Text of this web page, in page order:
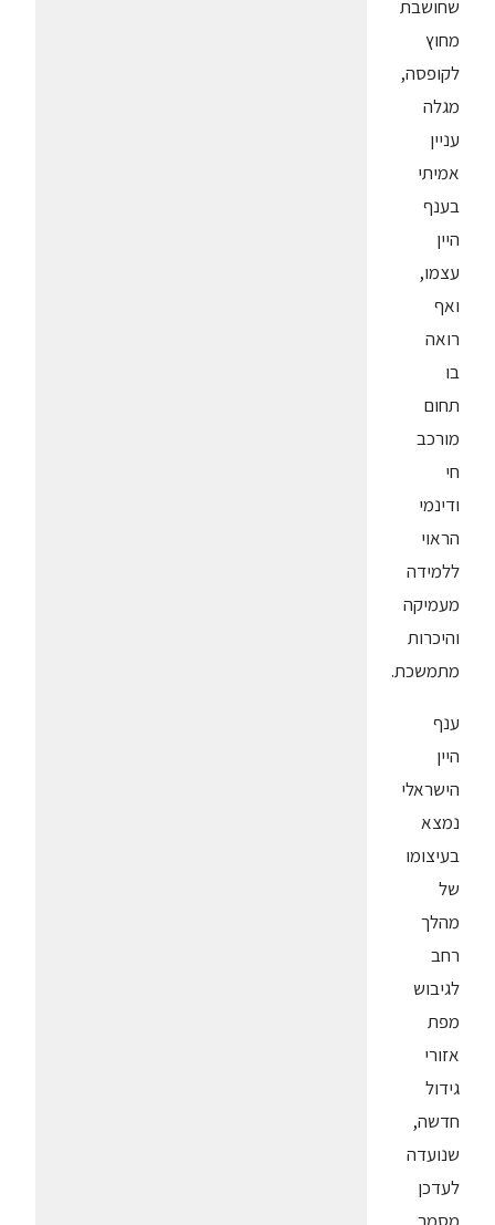
שחושבת
מחוץ
לקופסה,
מגלה
עניין
אמיתי
בענף
היין
עצמו,
ואף
רואה
בו
תחום
מורכב
חי
ודינמי
הראוי
ללמידה
מעמיקה
והיכרות
מתמשכת.
ענף
היין
הישראלי
נמצא
בעיצומו
של
מהלך
רחב
לגיבוש
מפת
אזורי
גידול
חדשה,
שנועדה
לעדכן